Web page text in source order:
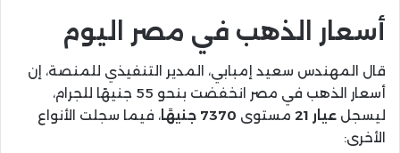
أسعار الذهب في مصر اليوم
قال المهندس سعيد إمبابي، المدير التنفيذي للمنصة، إن
أسعار الذهب في مصر انخفضت بنحو 55 جنيهًا للجرام،
ليسجل عيار 21 مستوى 7370 جنيهًا
، فيما سجلت الأنواع
الأخرى: